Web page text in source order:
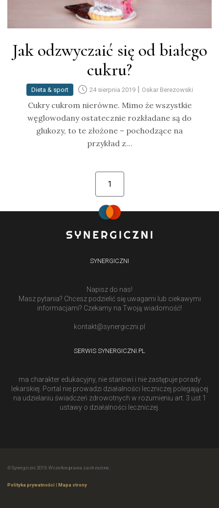
Jak odzwyczaić się od białego
cukru?
Dieta & sport 24 sierpnia 2019| Oskar Berezowski
Cukry cukrom nierówne. Mimo że wszystkie
węglowodany ostatecznie rozkładane są do
glukozy, to te złożone – pochodzące na
przykład z…
1
SYNERGICZNI
Napisz do nas!
Masz pytania? Chcesz podzielić się uwagami lub ciekawymi
informacjami? Czekamy na Twoją wiadomość!
kontakt@synergiczni.pl
SERWIS SYNERGICZNI.PL
ma charakter edukacyjny, nie stanowi i nie zastępuje porady
lekarskiej. Portal nie prowadzi działalności leczniczej polegającej
na udzielaniu świadczeń zdrowotnych w rozumieniu art. 3 ust 1
ustawy o działalności leczniczej.
© Synergiczni 2019. Wszelkie prawa zastrzeżone.
Polityka prywatności | Mapa strony